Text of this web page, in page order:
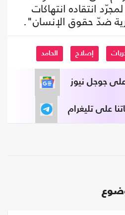
انتقاده انتهاكات
ضدّ حقوق الإنسان".
إصلاح الحامد
على جوجل نيوز
على تليغرام